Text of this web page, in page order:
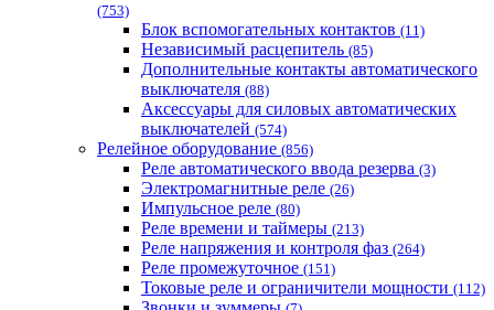
(753)
Блок вспомогательных контактов (11)
Независимый расцепитель (85)
Дополнительные контакты автоматического
выключателя (88)
Аксессуары для силовых автоматических
выключателей (574)
Релейное оборудование (856)
Реле автоматического ввода резерва (3)
Электромагнитные реле (26)
Импульсное реле (80)
Реле времени и таймеры (213)
Реле напряжения и контроля фаз (264)
Реле промежуточное (151)
Токовые реле и ограничители мощности (112)